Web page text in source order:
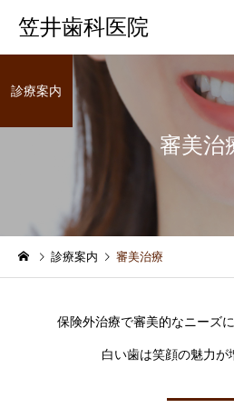
笠井歯科医院
審美治
診療案内
診療案内 審美治療
保険外治療で審美的なニーズ
白い歯は笑顔の魅力が